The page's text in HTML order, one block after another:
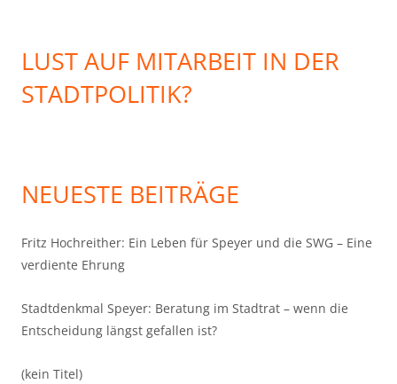
LUST AUF MITARBEIT IN DER
STADTPOLITIK?
NEUESTE BEITRÄGE
Fritz Hochreither: Ein Leben für Speyer und die SWG – Eine
verdiente Ehrung
Stadtdenkmal Speyer: Beratung im Stadtrat – wenn die
Entscheidung längst gefallen ist?
(kein Titel)